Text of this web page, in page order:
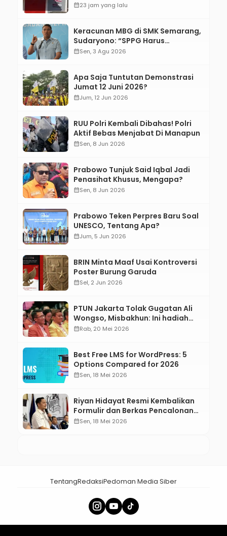
calendar_month23 jam yang lalu
Keracunan MBG di SMK Semarang,
Sudaryono: “SPPG Harus
Bertanggung Jawab!”
calendar_monthSen, 3 Agu 2026
Apa Saja Tuntutan Demonstrasi
Jumat 12 Juni 2026?
calendar_monthJum, 12 Jun 2026
RUU Polri Kembali Dibahas! Polri
Aktif Bebas Menjabat Di Manapun
calendar_monthSen, 8 Jun 2026
Prabowo Tunjuk Said Iqbal Jadi
Penasihat Khusus, Mengapa?
calendar_monthSen, 8 Jun 2026
Prabowo Teken Perpres Baru Soal
UNESCO, Tentang Apa?
calendar_monthJum, 5 Jun 2026
BRIN Minta Maaf Usai Kontroversi
Poster Burung Garuda
calendar_monthSel, 2 Jun 2026
PTUN Jakarta Tolak Gugatan Ali
Wongso, Misbakhun: Ini hadiah
Ulang Tahun Ke-66 SOKSI
calendar_monthRab, 20 Mei 2026
Best Free LMS for WordPress: 5
Options Compared for 2026
calendar_monthSen, 18 Mei 2026
Riyan Hidayat Resmi Kembalikan
Formulir dan Berkas Pencalonan
Ketua Umum BM PAN 2026–2031
calendar_monthSen, 18 Mei 2026
TentangRedaksiPedoman Media Siber